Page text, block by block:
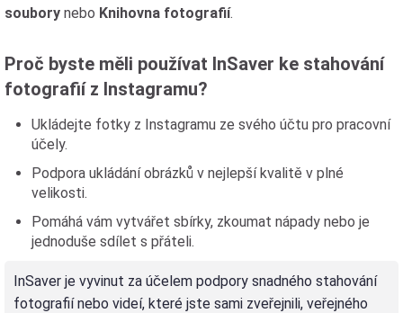
soubory nebo Knihovna fotografií.
Proč byste měli používat InSaver ke stahování
fotografií z Instagramu?
Ukládejte fotky z Instagramu ze svého účtu pro pracovní
účely.
Podpora ukládání obrázků v nejlepší kvalitě v plné
velikosti.
Pomáhá vám vytvářet sbírky, zkoumat nápady nebo je
jednoduše sdílet s přáteli.
InSaver je vyvinut za účelem podpory snadného stahování
fotografií nebo videí, které jste sami zveřejnili, veřejného